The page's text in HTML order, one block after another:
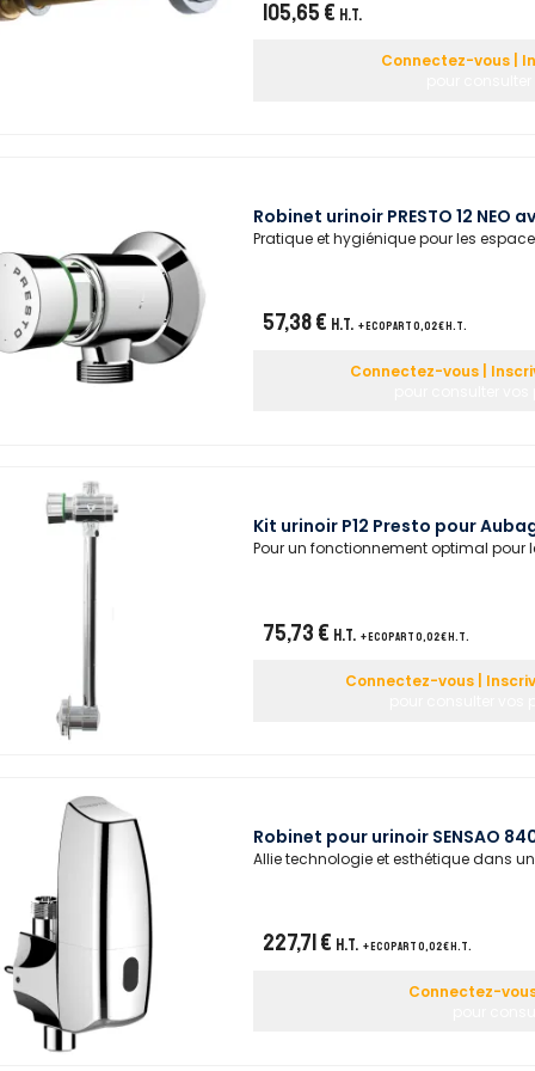
105,65 € H.T.
Connectez-vous |
Robinet urinoir PRESTO 12 NEO
Pratique et hygiénique pour les
57,38 € H.T. + ecopart 0,02 € H.T.
Connectez-vous |
Kit urinoir P12 Presto pour
Pour un fonctionnement optimal pour
75,73 € H.T. + ecopart 0,02 € H.T.
Connectez-vous |
Robinet pour urinoir SENSAO
Allie technologie et esthétique dans
227,71 € H.T. + ecopart 0,02 € H.T.
Connectez-